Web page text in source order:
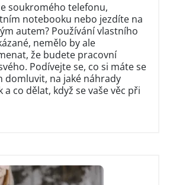
soukromého telefonu,
notebooku nebo jezdíte na
autem? Používání vlastního
nemělo by ale
že budete pracovní
Podívejte se, co si máte se
domluvit, na jaké náhrady
co dělat, když se vaše věc při